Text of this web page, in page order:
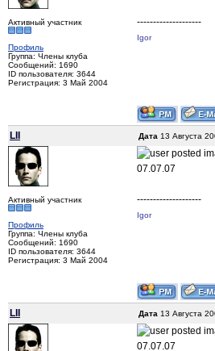
Активный участник
Профиль
Группа: Члены клуба
Сообщений: 1690
ID пользователя: 3644
Регистрация: 3 Май 2004
--------------------
Igor
LII Дата 13 Августа
Активный участник
Профиль
Группа: Члены клуба
Сообщений: 1690
ID пользователя: 3644
Регистрация: 3 Май 2004
07.07.07
--------------------
Igor
LII Дата 13 Августа
07.07.07